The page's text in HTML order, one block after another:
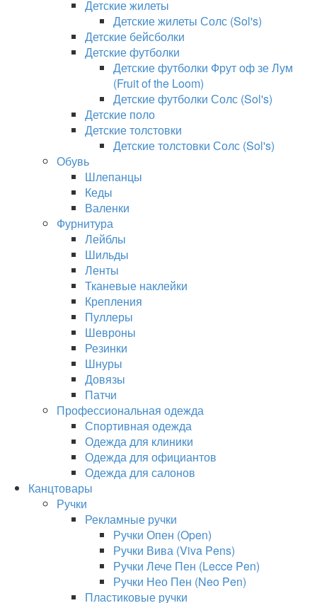
Детские жилеты
Детские жилеты Солс (Sol's)
Детские бейсболки
Детские футболки
Детские футболки Фрут оф зе Лум
(Fruit of the Loom)
Детские футболки Солс (Sol's)
Детские поло
Детские толстовки
Детские толстовки Солс (Sol's)
Обувь
Шлепанцы
Кеды
Валенки
Фурнитура
Лейблы
Шильды
Ленты
Тканевые наклейки
Крепления
Пуллеры
Шевроны
Резинки
Шнуры
Довязы
Патчи
Профессиональная одежда
Спортивная одежда
Одежда для клиники
Одежда для официантов
Одежда для салонов
Канцтовары
Ручки
Рекламные ручки
Ручки Опен (Open)
Ручки Вива (Viva Pens)
Ручки Лече Пен (Lecce Pen)
Ручки Нео Пен (Neo Pen)
Пластиковые ручки